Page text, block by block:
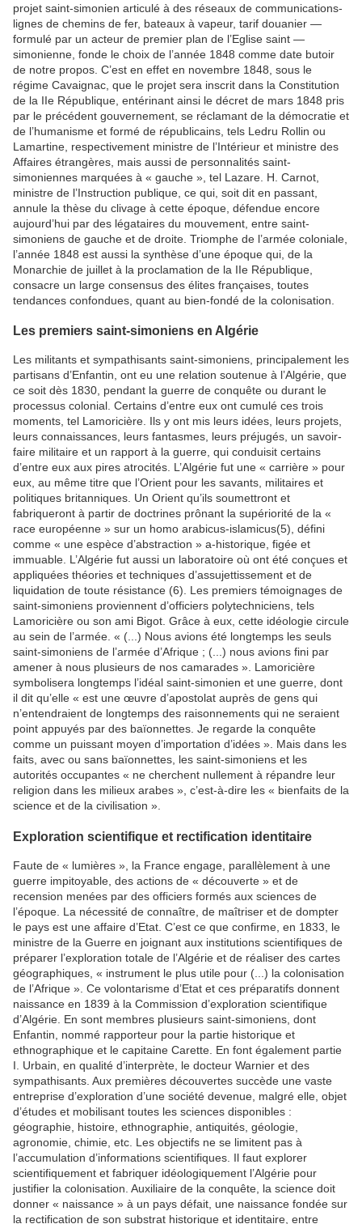
projet saint-simonien articulé à des réseaux de communications-
lignes de chemins de fer, bateaux à vapeur, tarif douanier —
formulé par un acteur de premier plan de l’Eglise saint —
simonienne, fonde le choix de l’année 1848 comme date butoir
de notre propos. C’est en effet en novembre 1848, sous le
régime Cavaignac, que le projet sera inscrit dans la Constitution
de la IIe République, entérinant ainsi le décret de mars 1848 pris
par le précédent gouvernement, se réclamant de la démocratie et
de l’humanisme et formé de républicains, tels Ledru Rollin ou
Lamartine, respectivement ministre de l’Intérieur et ministre des
Affaires étrangères, mais aussi de personnalités saint-
simoniennes marquées à « gauche », tel Lazare. H. Carnot,
ministre de l’Instruction publique, ce qui, soit dit en passant,
annule la thèse du clivage à cette époque, défendue encore
aujourd’hui par des légataires du mouvement, entre saint-
simoniens de gauche et de droite. Triomphe de l’armée coloniale,
l’année 1848 est aussi la synthèse d’une époque qui, de la
Monarchie de juillet à la proclamation de la IIe République,
consacre un large consensus des élites françaises, toutes
tendances confondues, quant au bien-fondé de la colonisation.
Les premiers saint-simoniens en Algérie
Les militants et sympathisants saint-simoniens, principalement les
partisans d’Enfantin, ont eu une relation soutenue à l’Algérie, que
ce soit dès 1830, pendant la guerre de conquête ou durant le
processus colonial. Certains d’entre eux ont cumulé ces trois
moments, tel Lamoricière. Ils y ont mis leurs idées, leurs projets,
leurs connaissances, leurs fantasmes, leurs préjugés, un savoir-
faire militaire et un rapport à la guerre, qui conduisit certains
d’entre eux aux pires atrocités. L’Algérie fut une « carrière » pour
eux, au même titre que l’Orient pour les savants, militaires et
politiques britanniques. Un Orient qu’ils soumettront et
fabriqueront à partir de doctrines prônant la supériorité de la «
race européenne » sur un homo arabicus-islamicus(5), défini
comme « une espèce d’abstraction » a-historique, figée et
immuable. L’Algérie fut aussi un laboratoire où ont été conçues et
appliquées théories et techniques d’assujettissement et de
liquidation de toute résistance (6). Les premiers témoignages de
saint-simoniens proviennent d’officiers polytechniciens, tels
Lamoricière ou son ami Bigot. Grâce à eux, cette idéologie circule
au sein de l’armée. « (...) Nous avions été longtemps les seuls
saint-simoniens de l’armée d’Afrique ; (...) nous avions fini par
amener à nous plusieurs de nos camarades ». Lamoricière
symbolisera longtemps l’idéal saint-simonien et une guerre, dont
il dit qu’elle « est une œuvre d’apostolat auprès de gens qui
n’entendraient de longtemps des raisonnements qui ne seraient
point appuyés par des baïonnettes. Je regarde la conquête
comme un puissant moyen d’importation d’idées ». Mais dans les
faits, avec ou sans baïonnettes, les saint-simoniens et les
autorités occupantes « ne cherchent nullement à répandre leur
religion dans les milieux arabes », c’est-à-dire les « bienfaits de la
science et de la civilisation ».
Exploration scientifique et rectification identitaire
Faute de « lumières », la France engage, parallèlement à une
guerre impitoyable, des actions de « découverte » et de
recension menées par des officiers formés aux sciences de
l’époque. La nécessité de connaître, de maîtriser et de dompter
le pays est une affaire d’Etat. C’est ce que confirme, en 1833, le
ministre de la Guerre en joignant aux institutions scientifiques de
préparer l’exploration totale de l’Algérie et de réaliser des cartes
géographiques, « instrument le plus utile pour (...) la colonisation
de l’Afrique ». Ce volontarisme d’Etat et ces préparatifs donnent
naissance en 1839 à la Commission d’exploration scientifique
d’Algérie. En sont membres plusieurs saint-simoniens, dont
Enfantin, nommé rapporteur pour la partie historique et
ethnographique et le capitaine Carette. En font également partie
I. Urbain, en qualité d’interprète, le docteur Warnier et des
sympathisants. Aux premières découvertes succède une vaste
entreprise d’exploration d’une société devenue, malgré elle, objet
d’études et mobilisant toutes les sciences disponibles :
géographie, histoire, ethnographie, antiquités, géologie,
agronomie, chimie, etc. Les objectifs ne se limitent pas à
l’accumulation d’informations scientifiques. Il faut explorer
scientifiquement et fabriquer idéologiquement l’Algérie pour
justifier la colonisation. Auxiliaire de la conquête, la science doit
donner « naissance » à un pays défait, une naissance fondée sur
la rectification de son substrat historique et identitaire, entre